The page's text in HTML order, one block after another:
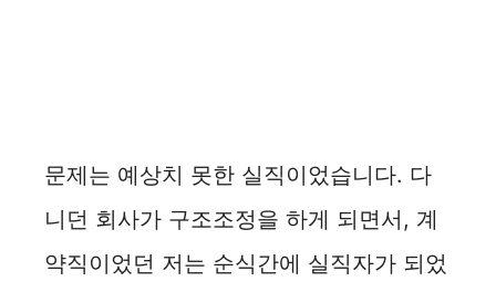
문제는 예상치 못한 실직이었습니다. 다
니던 회사가 구조조정을 하게 되면서, 계
약직이었던 저는 순식간에 실직자가 되었